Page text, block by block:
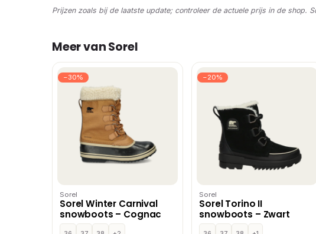
Prijzen zoals bij de laatste update; controleer de actuele prijs in de
Meer van Sorel
−30%
Sorel
Sorel Winter Carnival
snowboots – Cognac
−20%
Sorel
Sorel Torino II
snowboots – Zwart